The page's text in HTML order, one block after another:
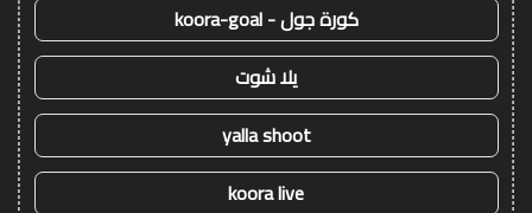
كورة جول - koora-goal
يلا شوت
yalla shoot
koora live